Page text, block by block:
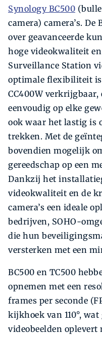
Synology BC500
camera) camera’s. De
over geavanceerde
hoge videokwaliteit
Surveillance Station
optimale flexibiliteit is
CC400W
eenvoudig op elke
ook waar het lastig is
trekken. Met de
bovendien mogelijk
gereedschap op een
Dankzij het
videokwaliteit en de
camera’s een ideale
bedrijven, SOHO-
die hun
versterken met een
BC500 en TC500
opnemen met een
frames per seconde
kijkhoek van 110°,
videobeelden oplevert